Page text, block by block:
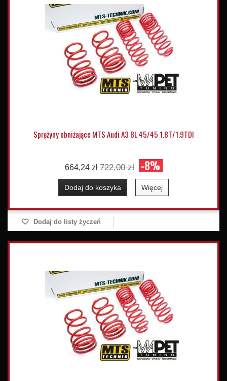
Sprężyny obniżające MTS Audi A3 8L 45/45 1.8T/1.9TDI
664,24 zł 722,00 zł -8%
Dodaj do koszyka Więcej
Dodaj do listy życzeń